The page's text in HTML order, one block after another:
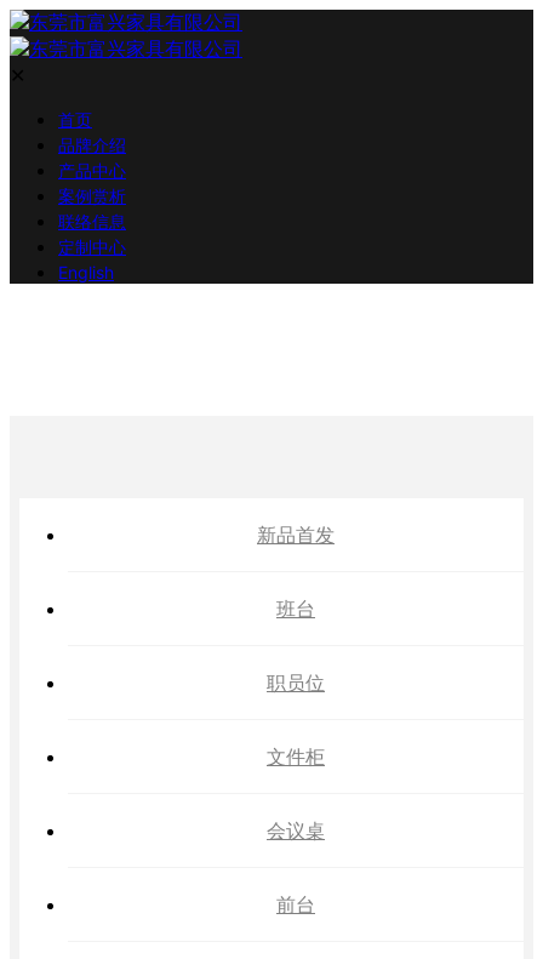
✕
首页
品牌介绍
产品中心
案例赏析
联络信息
定制中心
English
新品首发
班台
职员位
文件柜
会议桌
前台